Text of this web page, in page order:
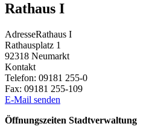
Rathaus I
AdresseRathaus I
Rathausplatz 1
92318 Neumarkt
Kontakt
Telefon: 09181 255-0
Fax: 09181 255-109
E-Mail senden
Öffnungszeiten Stadtverwaltung